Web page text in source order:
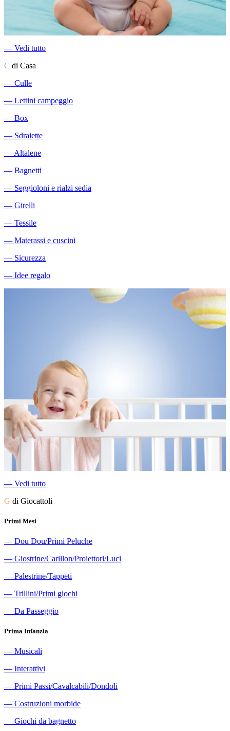
― Vedi tutto
C di Casa
― Culle
― Lettini campeggio
― Box
― Sdraiette
―Altalene
― Bagnetti
― Seggioloni e rialzi sedia
― Girelli
― Tessile
― Materassi e cuscini
― Sicurezza
― Idee regalo
― Vedi tutto
G di Giocattoli
Primi Mesi
― Dou Dou/Primi Peluche
― Giostrine/Carillon/Proiettori/Luci
― Palestrine/Tappeti
― Trillini/Primi giochi
― Da Passeggio
Prima Infanzia
― Musicali
― Interattivi
― Primi Passi/Cavalcabili/Dondoli
― Costruzioni morbide
― Giochi da bagnetto